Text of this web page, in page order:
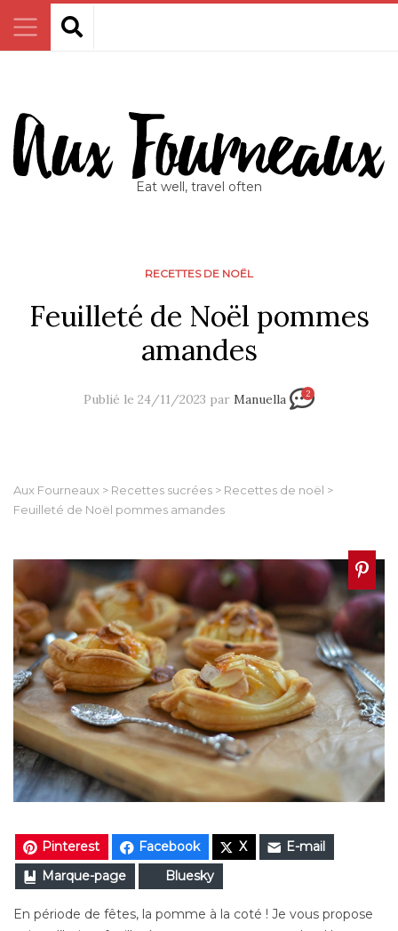
Eat well, travel often
RECETTES DE NOËL
Feuilleté de Noël pommes
amandes
Publié le 24/11/2023 par Manuella 2
Aux Fourneaux > Recettes sucrées > Recettes de noël >
Feuilleté de Noël pommes amandes
Pinterest Facebook X
E-mail
Marque-page
Bluesky
En période de fêtes, la pomme à la coté ! Je vous propose